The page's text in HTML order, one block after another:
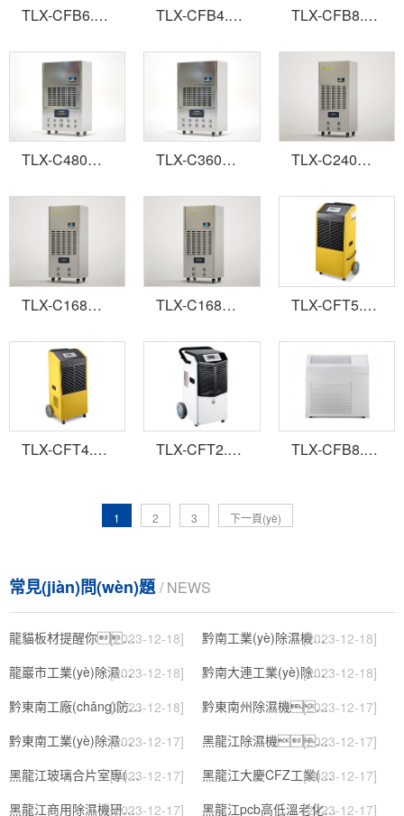
TLX-CFB6.0D壁掛式除濕機 TLX-CFB4.0D壁掛式除濕機 TLX-CFB8.8S壁掛式除濕機
TLX-C480高性能工業(yè)除濕機 TLX-C360高性能工業(yè)除濕機 TLX-C240高性能工業(yè)除濕機
TLX-C168（380V）高性能工業(yè)除濕機 TLX-C168高性能工業(yè)除濕機 TLX-CFT5.0D手推式除濕機
TLX-CFT4.0D手推式除濕機 TLX-CFT2.0D手推式除濕機 TLX-CFB8.8S壁掛式除濕機
1 2 3 下一頁(yè)
常見(jiàn)問(wèn)題/ NEWS
龍貓板材提醒你，雨季裝修應特別注意防潮
[2023-12-18] 黔南工業(yè)除濕機公司
[2023-12-18]
龍巖市工業(yè)除濕機價(jià)格
[2023-12-18] 黔南大連工業(yè)除濕機
[2023-12-18]
黔東南工廠(chǎng)防潮除濕機，工業(yè)除濕機
[2023-12-18] 黔東南州除濕機，濕菱工業(yè)地下室抽濕機 庫房配電房除濕器
[2023-12-17]
黔東南工業(yè)除濕機公司
[2023-12-17] 黑龍江除濕機，工業(yè)除濕機
[2023-12-17]
黑龍江玻璃合片室專(zhuān)用組合型轉輪除濕機
[2023-12-17] 黑龍江大慶CFZ工業(yè)除濕機濕菱除濕機品牌
[2023-12-17]
黑龍江商用除濕機研發(fā)(回饋老顧客,2022已更新)
[2023-12-17] 黑龍江pcb高低溫老化試驗箱
[2023-12-17]